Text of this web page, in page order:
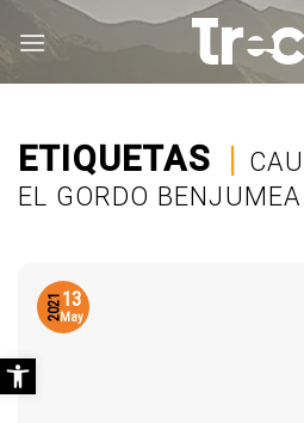
ETIQUETAS |
EL GORDO BENJUMEA.
13
May
2021
Abrir barra de herramientas